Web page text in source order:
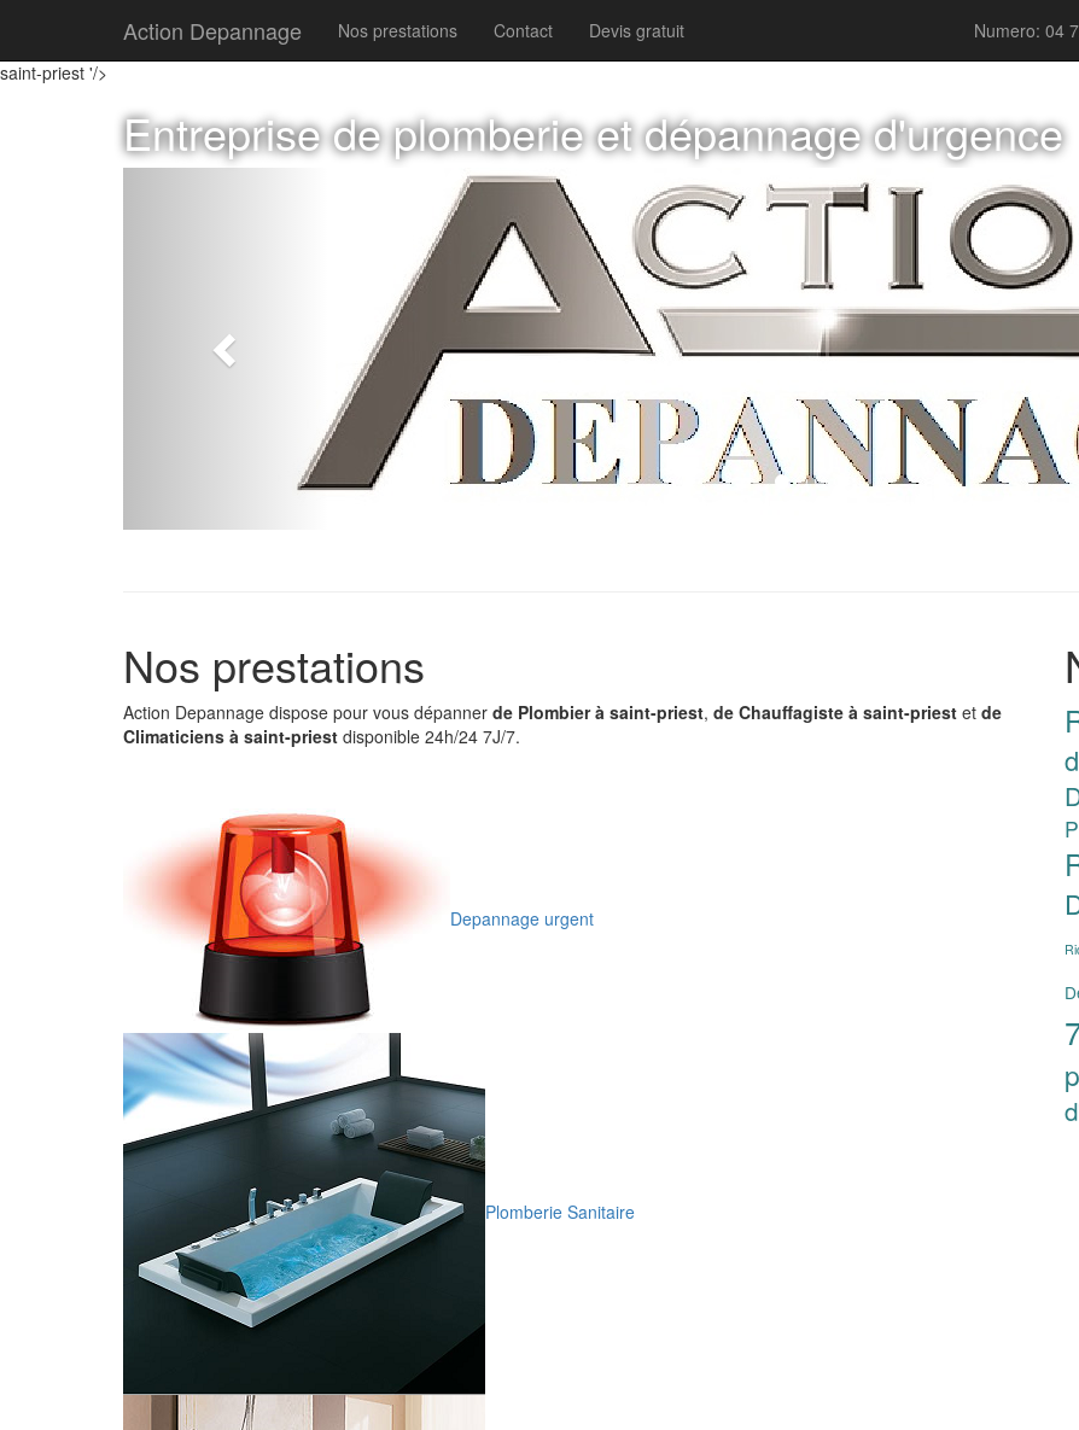
saint-priest '/>
Action Depannage Nos prestations Contact Devis gratuit Numero: 04
Entreprise de plomberie et dépannage d'urgence
Nos prestations
Action Depannage dispose pour vous dépanner de Plombier à saint-priest, de Chauffagiste à saint-priest et de
Climaticiens à saint-priest disponible 24h/24 7J/7.
Depannage urgent
Plomberie Sanitaire